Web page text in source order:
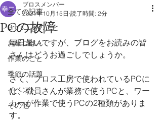
全ての記事
Bro's工房のこと
お昼ごはん
作業のこと
季節の話題
イベント
その他
PCの故障
ブロスメンバー
2021年10月15日 読了時間: 2分
毎日暑いですが、ブログをお読みの皆
さんはどうお過ごしでしょうか。
さて、ブロス工房で使われているPCに
は、職員さんが業務で使うPCと、ワー
カーが作業で使うPCの2種類がありま
す。